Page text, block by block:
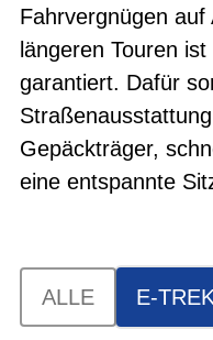
Fahrvergnügen auf
längeren Touren
garantiert. Dafür
Gepäckträger,
eine entspannte
ALLE E-